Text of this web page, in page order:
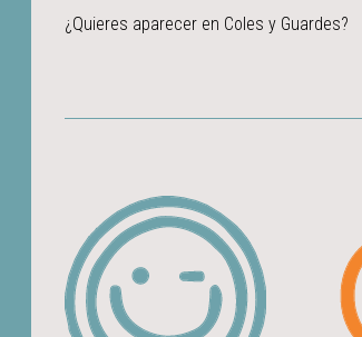
¿Quieres aparecer en Coles y Guardes?